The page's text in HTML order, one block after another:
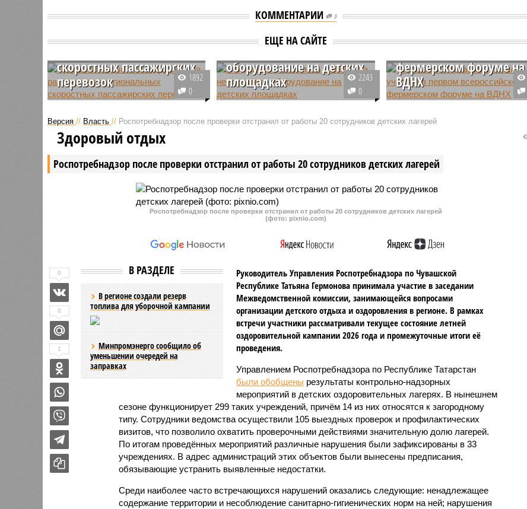
КОММЕНТАРИИ 0
ЕЩЕ НА САЙТЕ
господдержку на
развитие
скоростных пассажирских
перевозок
Благодаря участию в программе
получит господдержку на
развитие межрегиональных
скоростных пассажирских
перевозок речными видами
1892
0
В Чувашии участились
жалобы на неисправное
оборудование на детских
площадках
В июне-августе 2024 года ЦУР
300 сообщений о неисправном
больше, чем годом ранее.
2243
0
Фермеры из Чувашии
приняли участие в
фермерском форуме на
ВДНХ
Делегация из Чувашии приняла
фермерском форуме, который
хозяйства.
Версия // Власть // Роспотребнадзор после проверки отстранил от работы 20 сотрудников детских лагерей
Роспотребнадзор после проверки отстранил от работы 20 сотрудников детских лагерей
Здоровый отдых
Роспотребнадзор после проверки отстранил от работы 20 сотрудников детских лагерей
(фото: pixnio.com)
В РАЗДЕЛЕ
В регионе создали резерв
топлива для уборочной кампании
Минпромэнерго сообщило об
уменьшении очередей на
заправках
Руководитель Управления Роспотребнадзора по Чувашской
Республике Татьяна Гермонова принимала участие в заседании
Межведомственной комиссии, занимающейся вопросами
организации детского отдыха и оздоровления в регионе. В рамках
встречи участники рассматривали текущее состояние летней
оздоровительной кампании 2026 года и промежуточные итоги её
проведения.
Управлением Роспотребнадзора по Республике Татарстан
были обобщены результаты контрольно-надзорных
мероприятий в детских оздоровительных лагерях. В нынешнем
сезоне функционирует 299 таких учреждений, причём 14 из них относятся к загородному
типу. Сотрудники ведомства осуществили 105 выездных проверок и профилактических
визитов, что позволило охватить проверочными действиями значительную долю лагерей.
По итогам проведённых мероприятий различные нарушения были зафиксированы в 33
учреждениях. В адрес администраций этих объектов были вынесены предписания,
обязывающие устранить выявленные недостатки.
Среди наиболее часто встречающихся нарушений оказались следующие: ненадлежащее
содержание территории и несоблюдение санитарно-гигиенических норм на ней; нарушения
0
0
1